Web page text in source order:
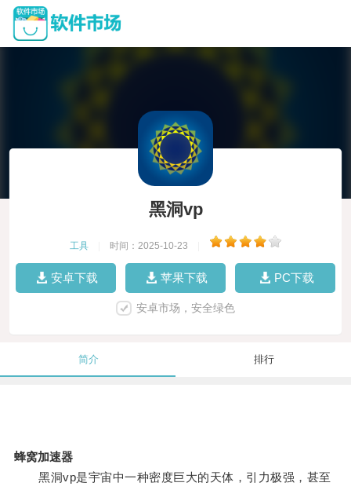
黑洞vp
工具 时间：2025-10-23
安卓下载 苹果下载 PC下载
安卓市场，安全绿色
简介 排行
蜂窝加速器
黑洞vp是宇宙中一种密度巨大的天体，引力极强，甚至